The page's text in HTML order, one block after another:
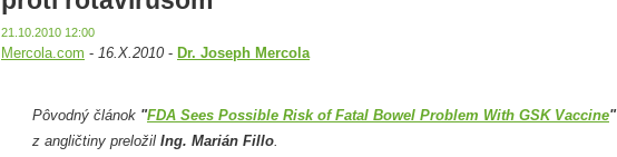
21.10.2010 12:00
Mercola.com - 16.X.2010 - Dr. Joseph Mercola
Pôvodný článok "FDA Sees Possible Risk of Fatal Bowel Problem With GSK Vaccine"
z angličtiny preložil Ing. Marián Fillo.